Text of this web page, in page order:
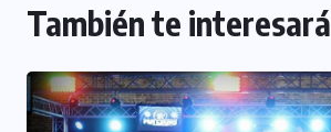
También te interesará